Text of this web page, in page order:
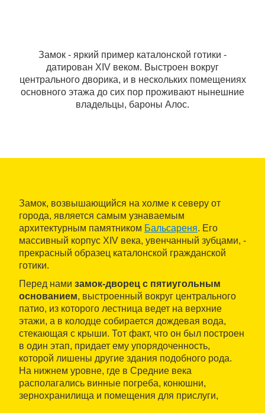
Замок - яркий пример каталонской готики -
датирован XIV веком. Выстроен вокруг
центрального дворика, и в нескольких помещениях
основного этажа до сих пор проживают нынешние
владельцы, бароны Алос.
Замок, возвышающийся на холме к северу от
города, является самым узнаваемым
архитектурным памятником Бальсареня. Его
массивный корпус XIV века, увенчанный зубцами, -
прекрасный образец каталонской гражданской
готики.
Перед нами замок-дворец с пятиугольным
основанием, выстроенный вокруг центрального
патио, из которого лестница ведет на верхние
этажи, а в колодце собирается дождевая вода,
стекающая с крыши. Тот факт, что он был построен
в один этап, придает ему упорядоченность,
которой лишены другие здания подобного рода.
На нижнем уровне, где в Средние века
располагались винные погреба, конюшни,
зернохранилища и помещения для прислуги,